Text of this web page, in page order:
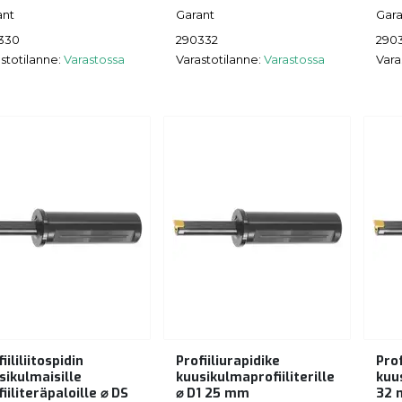
Varastossa
Garant
290332
Varastotilanne: Varastossa
⌀ DS
Profiiliurapidike
kuusikulmaprofiiliterille
⌀ D1 25 mm
32